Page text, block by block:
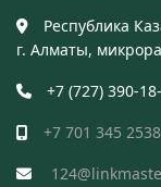
Республика
г. Алматы,
+7 (727) 390-
+7 701 345 2538